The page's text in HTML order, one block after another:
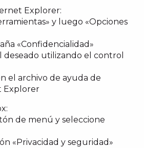
Explorer:
y luego «Opciones
«Confidencialidad»
deseado utilizando el control
el archivo de ayuda de
Explorer
de menú y seleccione
«Privacidad y seguridad»